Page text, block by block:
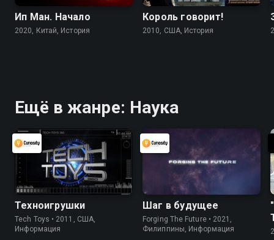
Ип Ман. Начало
2020, Китай, История
Король говорит!
2010, США, История
Ещё в жанре: Наука
Техноигрушки
Tech Toys • 2011, США,
Информация
Шаг в будущее
Forging The Future • 2021,
Филиппины, Информация